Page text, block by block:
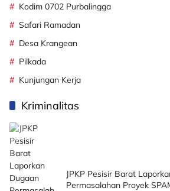
Kodim 0702 Purbalingga
Safari Ramadan
Desa Krangean
Pilkada
Kunjungan Kerja
Kriminalitas
JPKP Pesisir Barat
Permasalahan Proyek